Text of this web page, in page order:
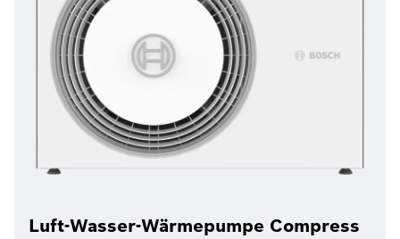
Luft-Wasser-Wärmepumpe Compress